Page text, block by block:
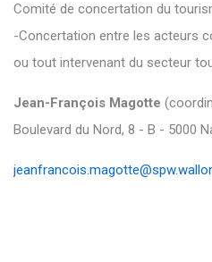
Comité de concertation du
-Concertation entre les acteurs
ou tout intervenant du secteur
Jean-François Magotte
Boulevard du Nord, 8 - B - 5000